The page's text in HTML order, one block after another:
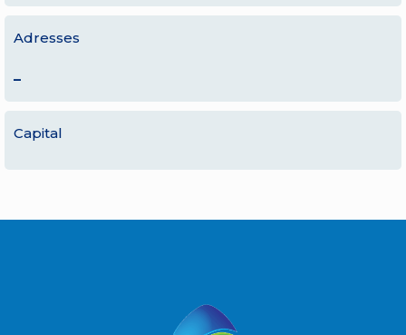
Adresses
–
Capital